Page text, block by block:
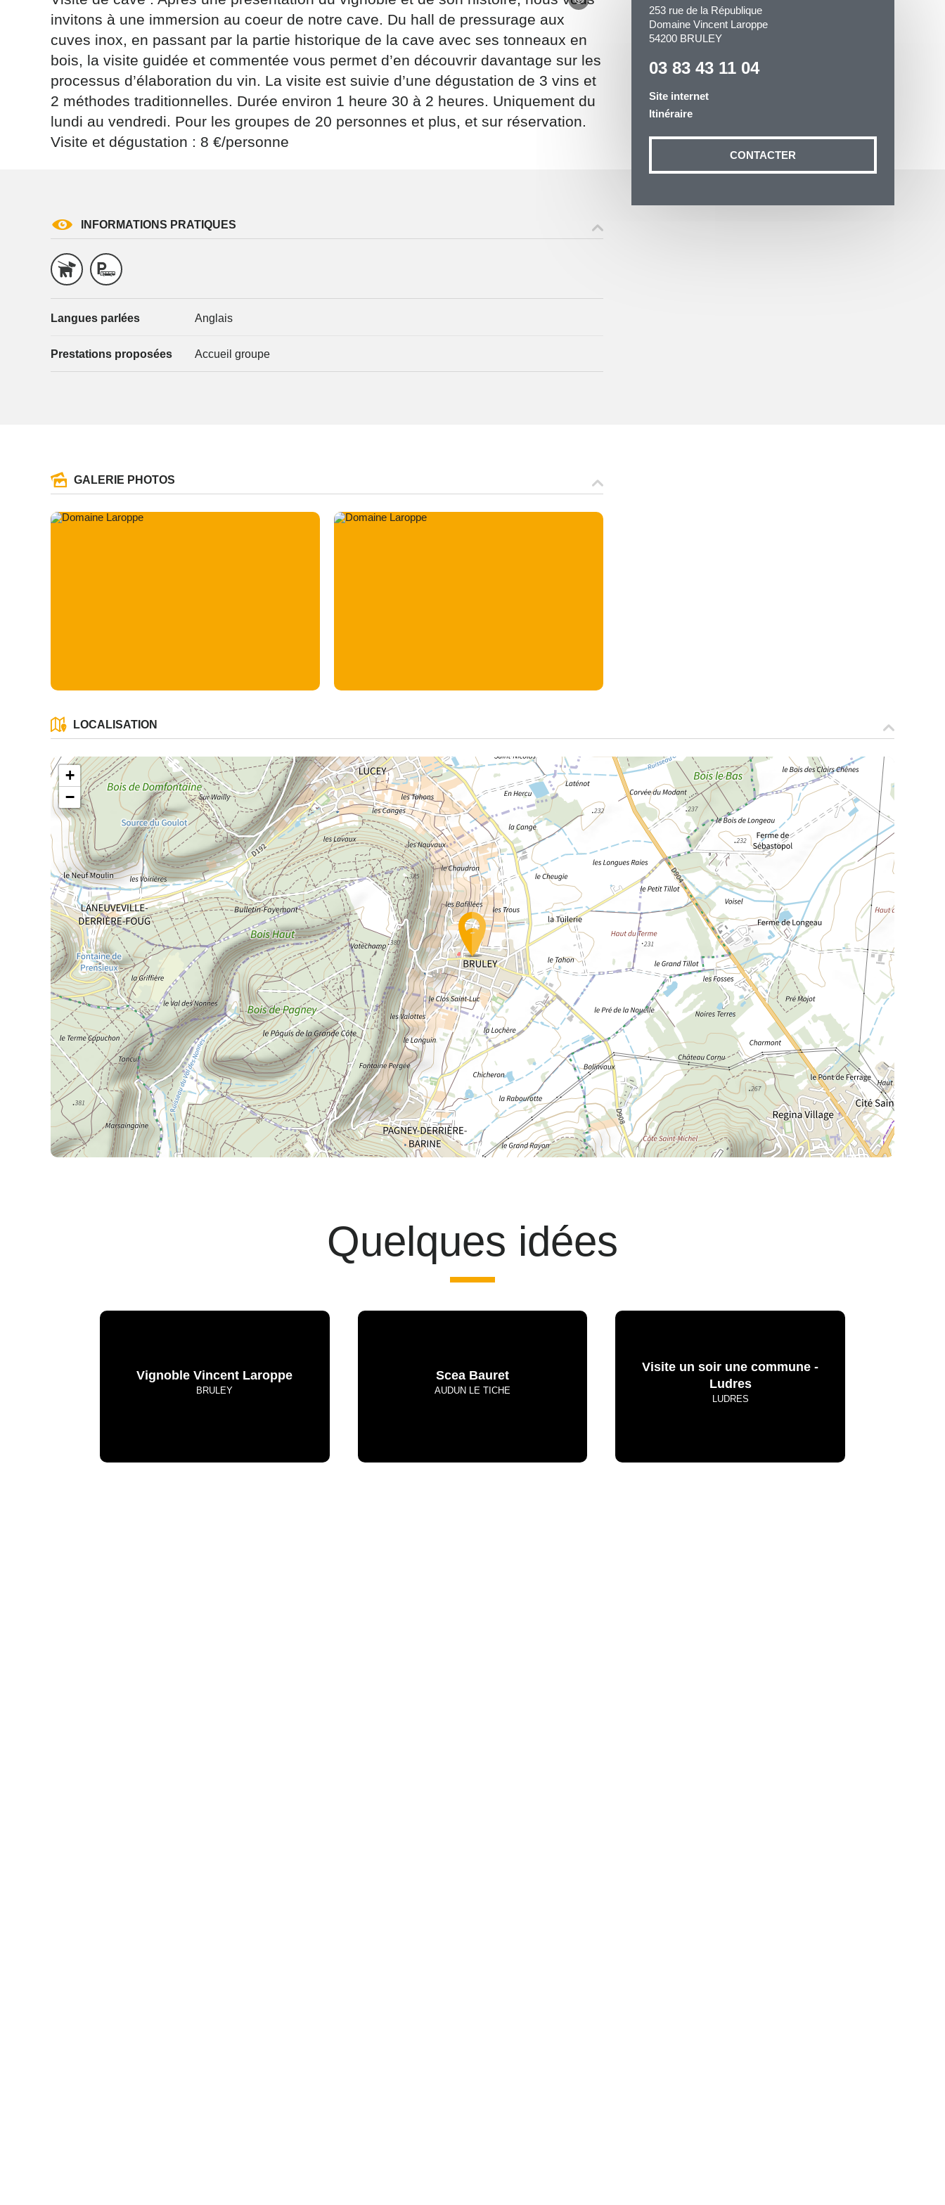
La Meurthe & Moselle en instantanée,
recherchez ce que vous voulez
253 rue de la République
Domaine Vincent Laroppe
54200 BRULEY
03 83 43 11 04
Site internet
Itinéraire
CONTACTER
invitons à une immersion au coeur de notre cave. Du hall de pressurage aux
cuves inox, en passant par la partie historique de la cave avec ses tonneaux en
bois, la visite guidée et commentée vous permet d’en découvrir davantage sur les
processus d’élaboration du vin. La visite est suivie d’une dégustation de 3 vins et
2 méthodes traditionnelles. Durée environ 1 heure 30 à 2 heures. Uniquement du
lundi au vendredi. Pour les groupes de 20 personnes et plus, et sur réservation.
Visite et dégustation : 8 €/personne
INFORMATIONS PRATIQUES
Langues parlées Anglais
Prestations proposées Accueil groupe
GALERIE PHOTOS
LOCALISATION
+
−
Quelques idées
Vignoble Vincent Laroppe
BRULEY
Scea Bauret
AUDUN LE TICHE
Visite un soir une commune -
Ludres
LUDRES
Les informations recueillies à partir de ce formulaire sont nécessaires au traitement de votre demande
(sauf mention contraire). Vous disposez d’un droit d’accès, de rectification et d’opposition aux données
vous concernant, que vous pouvez exercer en adressant une demande par courriel à
tourisme@departement54.fr ou par courrier signé accompagné de la copie d’un titre d’identité à